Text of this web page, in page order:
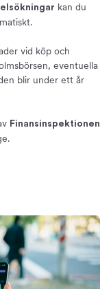
kan du
vid köp och
eventuella
blir under ett år
Finansinspektionen